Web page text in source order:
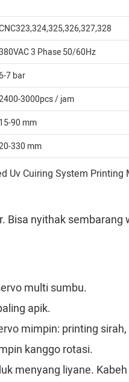
3 Phase 50/60Hz
6-7 bar
3000pcs / jam
15-90 mm
330 mm
Bisa nyithak
multi sumbu.
apik.
mimpin: printing
kanggo rotasi.
menyang liyane.